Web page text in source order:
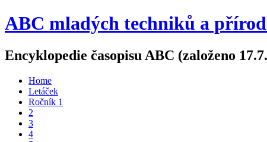
ABC mladých techniků a
Encyklopedie časopisu ABC (založeno
Home
Letáček
Ročník 1
2
3
4